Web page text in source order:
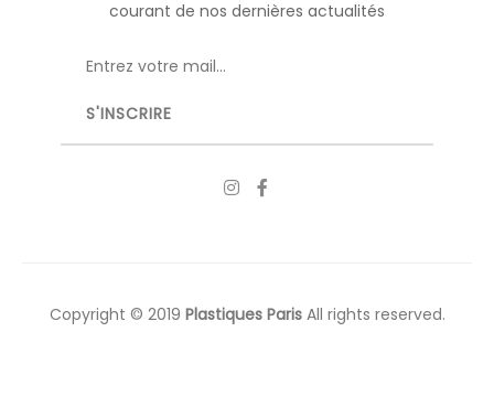
courant de nos dernières actualités
Copyright © 2019 Plastiques ParisAll rights reserved.